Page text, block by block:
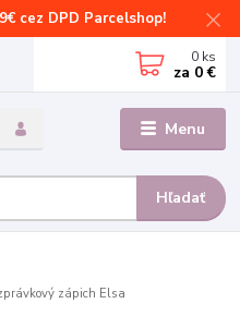
cez DPD Parcelshop!
Menu
Hľadať
0 ks
za 0 €
zápich Elsa